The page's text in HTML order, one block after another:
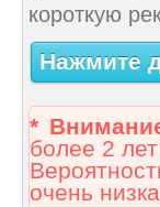
короткую
Нажмите
*
более 2
очень